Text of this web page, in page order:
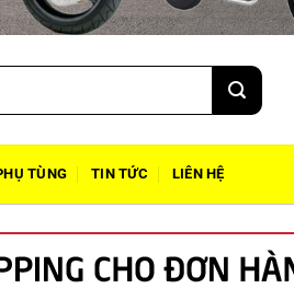
TÙNG TIN TỨC LIÊN HỆ